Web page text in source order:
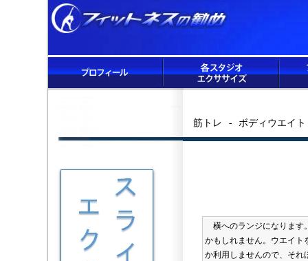
筋トレ - ボディウエイト
横へのランジになります
かもしれません。ウエイト
か利用しませんので、それ